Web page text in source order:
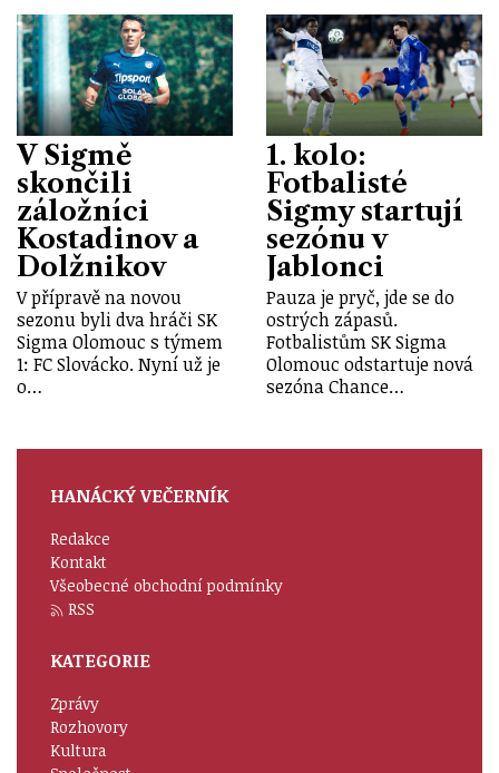
V Sigmě
skončili
záložníci
Kostadinov a
Dolžnikov
V přípravě na novou
sezonu byli dva hráči SK
Sigma Olomouc s týmem
1: FC Slovácko. Nyní už je
o…
1. kolo:
Fotbalisté
Sigmy startují
sezónu v
Jablonci
Pauza je pryč, jde se do
ostrých zápasů.
Fotbalistům SK Sigma
Olomouc odstartuje nová
sezóna Chance…
HANÁCKÝ VEČERNÍK
Redakce
Kontakt
Všeobecné obchodní podmínky
RSS
KATEGORIE
Zprávy
Rozhovory
Kultura